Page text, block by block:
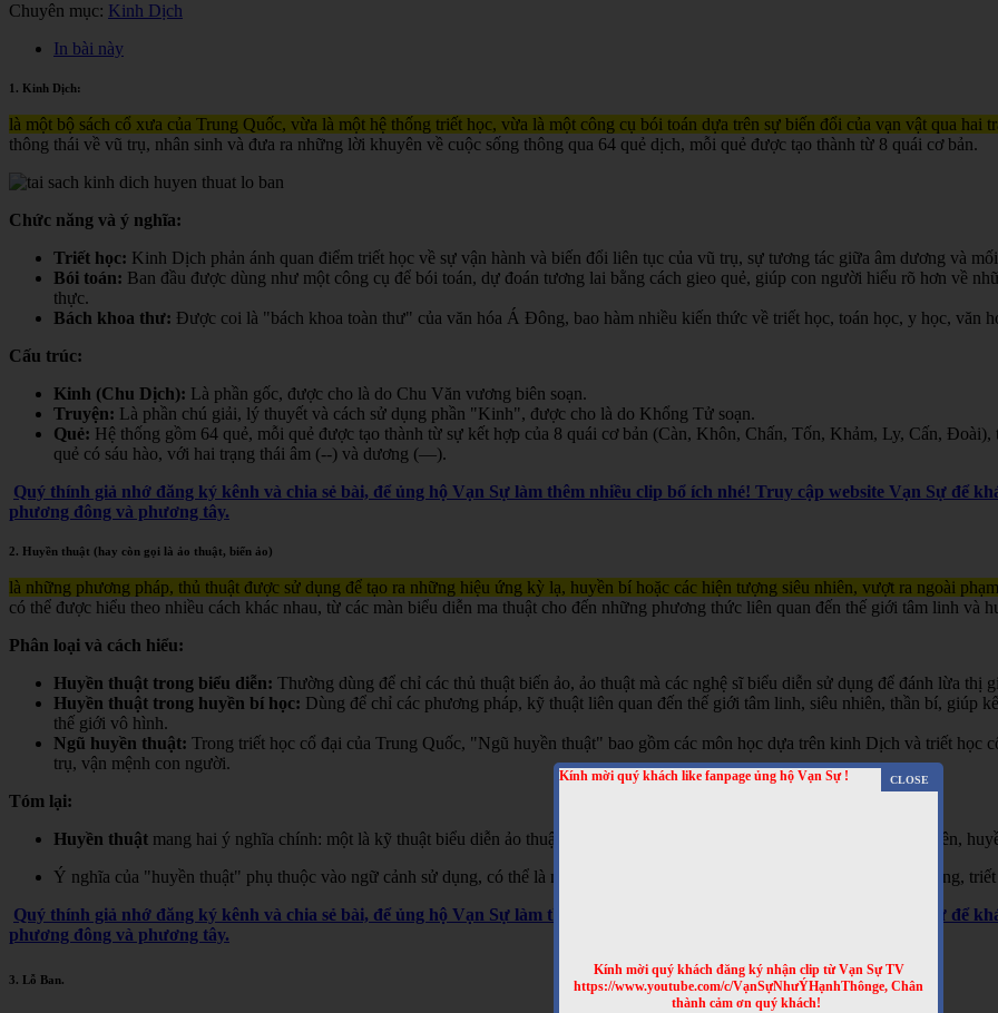
Kính mời quý khách like fanpage ủng hộ Vạn Sự !
Kính mời quý khách đăng ký nhận clip từ Vạn Sự TV
https://www.youtube.com/c/VạnSựNhưÝHạnhThônge, Chân
thành cảm ơn quý khách!
Chuyên mục: Kinh Dịch
In bài này
1. Kinh Dịch:
là một bộ sách cổ xưa của Trung Quốc, vừa là một hệ thống triết học, vừa là một công cụ bói toán dựa trên sự biến đổi của vạn vật qua hai
thông thái về vũ trụ, nhân sinh và đưa ra những lời khuyên về cuộc sống thông qua 64 quẻ dịch, mỗi quẻ được tạo thành từ 8 quái cơ bản.
Chức năng và ý nghĩa:
Triết học: Kinh Dịch phản ánh quan điểm triết học về sự vận hành và biến đổi liên tục của vũ trụ, sự tương tác giữa âm dương và
Bói toán: Ban đầu được dùng như một công cụ để bói toán, dự đoán tương lai bằng cách gieo quẻ, giúp con người hiểu rõ hơn về
thực.
Bách khoa thư: Được coi là "bách khoa toàn thư" của văn hóa Á Đông, bao hàm nhiều kiến thức về triết học, toán học, y học, văn
Cấu trúc:
Kinh (Chu Dịch): Là phần gốc, được cho là do Chu Văn vương biên soạn.
Truyện: Là phần chú giải, lý thuyết và cách sử dụng phần "Kinh", được cho là do Khổng Tử soạn.
Quẻ: Hệ thống gồm 64 quẻ, mỗi quẻ được tạo thành từ sự kết hợp của 8 quái cơ bản (Càn, Khôn, Chấn, Tốn, Khảm, Ly, Cấn,
quẻ có sáu hào, với hai trạng thái âm (--) và dương (—).
Quý thính giả nhớ đăng ký kênh và chia sẻ bài, để ủng hộ Vạn Sự làm thêm nhiều clip bổ ích nhé! Truy cập website Vạn Sự để
phương đông và phương tây.
2. Huyền thuật (hay còn gọi là ảo thuật, biến ảo)
là những phương pháp, thủ thuật được sử dụng để tạo ra những hiệu ứng kỳ lạ, huyền bí hoặc các hiện tượng siêu nhiên, vượt ra ngoài
có thể được hiểu theo nhiều cách khác nhau, từ các màn biểu diễn ma thuật cho đến những phương thức liên quan đến thế giới tâm linh và
Phân loại và cách hiểu:
Huyền thuật trong biểu diễn: Thường dùng để chỉ các thủ thuật biến ảo, ảo thuật mà các nghệ sĩ biểu diễn sử dụng để đánh lừa thị
Huyền thuật trong huyền bí học: Dùng để chỉ các phương pháp, kỹ thuật liên quan đến thế giới tâm linh, siêu nhiên, thần bí, giúp
thế giới vô hình.
Ngũ huyền thuật: Trong triết học cổ đại của Trung Quốc, "Ngũ huyền thuật" bao gồm các môn học dựa trên kinh Dịch và triết học
trụ, vận mệnh con người.
Tóm lại:
Huyền thuật mang hai ý nghĩa chính: một là kỹ thuật biểu diễn ảo thuật, hai là phương pháp giải thích các hiện tượng siêu nhiên,
Ý nghĩa của "huyền thuật" phụ thuộc vào ngữ cảnh sử dụng, có thể là một hình thức giải trí hoặc là một phần của các tín ngưỡng,
Quý thính giả nhớ đăng ký kênh và chia sẻ bài, để ủng hộ Vạn Sự làm thêm nhiều clip bổ ích nhé! Truy cập website Vạn Sự để
phương đông và phương tây.
3. Lỗ Ban.